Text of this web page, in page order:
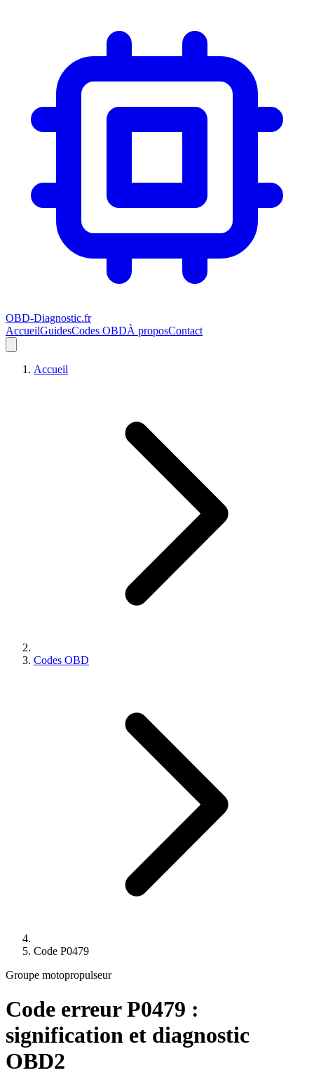
OBD-Diagnostic.fr
AccueilGuidesCodes OBDÀ proposContact
Accueil
Codes OBD
Code P0479
Groupe motopropulseur
Code erreurP0479 :
signification et diagnostic
OBD2